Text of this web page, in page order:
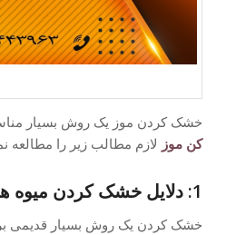
خشک کردن موز یک روش بسیار
کن موز لازم مطالب زیر را مطالعه
1: دلایل خشک کردن میوه ها
خشک کردن یک روش بسیار قدیمی